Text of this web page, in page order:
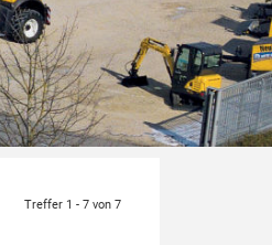
Treffer 1 - 7 von 7